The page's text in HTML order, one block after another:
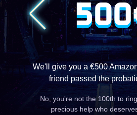
We'll give you a €500
friend passed the
No, you're not the 100th to
precious help who